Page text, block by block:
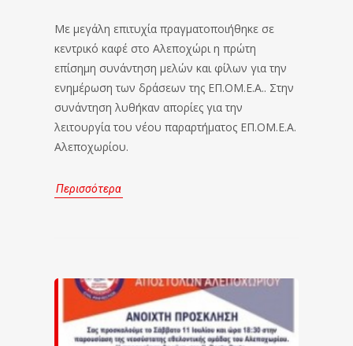
Με μεγάλη επιτυχία πραγματοποιήθηκε σε
κεντρικό καφέ στο Αλεποχώρι η πρώτη
επίσημη συνάντηση μελών και φίλων για την
ενημέρωση των δράσεων της ΕΠ.ΟΜ.Ε.Α.. Στην
συνάντηση λυθήκαν απορίες για την
λειτουργία του νέου παραρτήματος ΕΠ.ΟΜ.Ε.Α.
Αλεποχωρίου.
Περισσότερα